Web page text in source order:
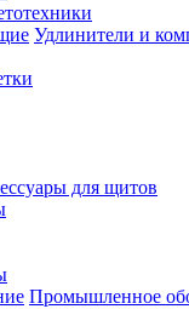
Удлинители и
для щитов
Промышленное